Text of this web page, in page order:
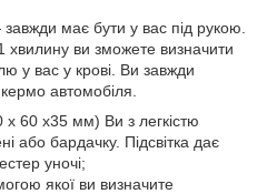
має бути у вас під рукою.
хвилину ви зможете визначити
у вас у крові. Ви завжди
автомобіля.
60 x35 мм) Ви з легкістю
або бардачку. Підсвітка дає
уночі;
якої ви визначите